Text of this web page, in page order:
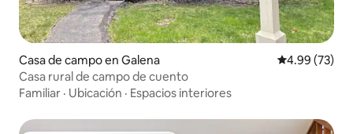
Casa de campo en Galena Calificación
4.99 (73)
Casa rural de campo de cuento
Familiar · Ubicación · Espacios interiores